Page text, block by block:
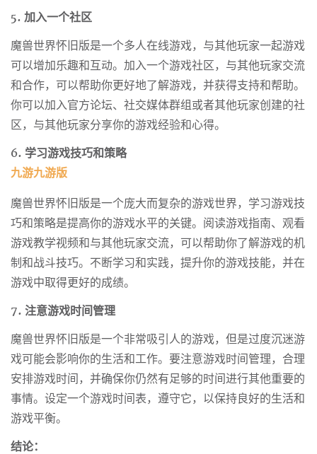
5. 加入一个社区
魔兽世界怀旧版是一个多人在线游戏，与其他玩家一起游戏
可以增加乐趣和互动。加入一个游戏社区，与其他玩家交流
和合作，可以帮助你更好地了解游戏，并获得支持和帮助。
你可以加入官方论坛、社交媒体群组或者其他玩家创建的社
区，与其他玩家分享你的游戏经验和心得。
6. 学习游戏技巧和策略
九游九游版
魔兽世界怀旧版是一个庞大而复杂的游戏世界，学习游戏技
巧和策略是提高你的游戏水平的关键。阅读游戏指南、观看
游戏教学视频和与其他玩家交流，可以帮助你了解游戏的机
制和战斗技巧。不断学习和实践，提升你的游戏技能，并在
游戏中取得更好的成绩。
7. 注意游戏时间管理
魔兽世界怀旧版是一个非常吸引人的游戏，但是过度沉迷游
戏可能会影响你的生活和工作。要注意游戏时间管理，合理
安排游戏时间，并确保你仍然有足够的时间进行其他重要的
事情。设定一个游戏时间表，遵守它，以保持良好的生活和
游戏平衡。
结论：